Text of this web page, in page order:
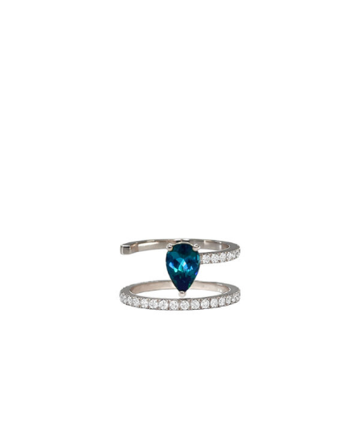
BAGUE BELLA S BLUE
€3,940